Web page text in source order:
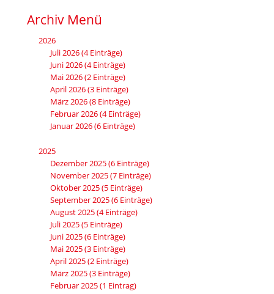
Archiv Menü
2026
Juli 2026 (4 Einträge)
Juni 2026 (4 Einträge)
Mai 2026 (2 Einträge)
April 2026 (3 Einträge)
März 2026 (8 Einträge)
Februar 2026 (4 Einträge)
Januar 2026 (6 Einträge)
2025
Dezember 2025 (6 Einträge)
November 2025 (7 Einträge)
Oktober 2025 (5 Einträge)
September 2025 (6 Einträge)
August 2025 (4 Einträge)
Juli 2025 (5 Einträge)
Juni 2025 (6 Einträge)
Mai 2025 (3 Einträge)
April 2025 (2 Einträge)
März 2025 (3 Einträge)
Februar 2025 (1 Eintrag)